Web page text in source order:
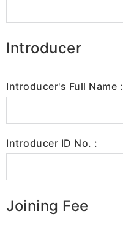
Introducer
Introducer's Full Name :
Introducer ID No. :
Joining Fee